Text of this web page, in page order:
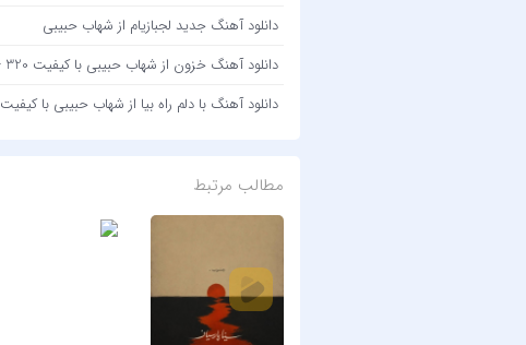
دانلود آهنگ جدید لجبازیام از شهاب حبیبی
دانلود آهنگ خزون از شهاب حبیبی با کیفیت 320 + متن آهنگ
دانلود آهنگ با دلم راه بیا از شهاب حبیبی با کیفیت 320 + متن آهنگ
مطالب مرتبط